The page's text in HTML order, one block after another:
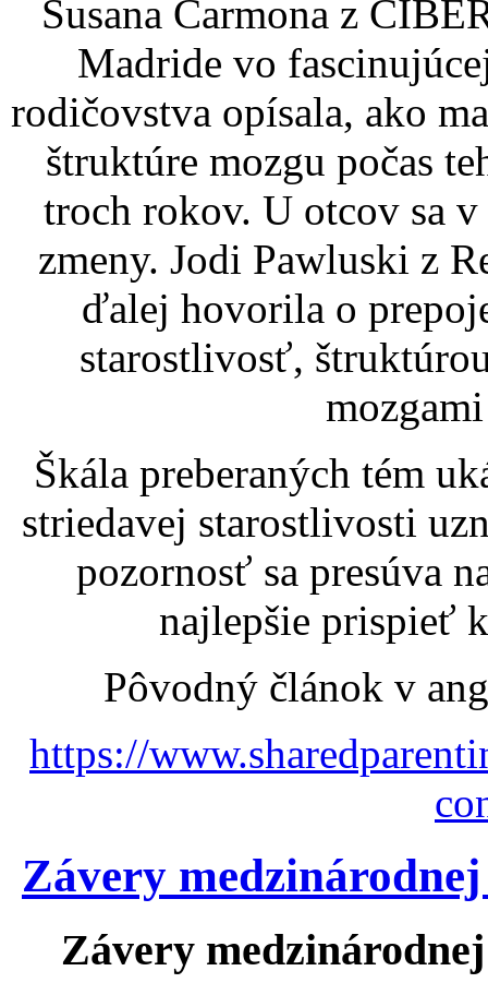
Susana Carmona z
Madride vo
rodičovstva opísala, ako
štruktúre mozgu počas
troch rokov. U otcov sa
zmeny. Jodi Pawluski z
ďalej hovorila o
starostlivosť,
Škála preberaných tém
striedavej starostlivosti
pozornosť sa presúva
najlepšie prispieť
Pôvodný článok v
https://
Závery
Závery